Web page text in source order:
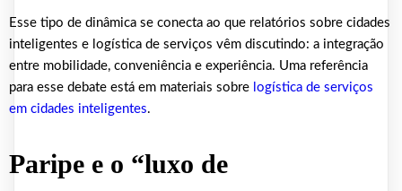
Esse tipo de dinâmica se conecta ao que relatórios sobre cidades
inteligentes e logística de serviços vêm discutindo: a integração
entre mobilidade, conveniência e experiência. Uma referência
para esse debate está em materiais sobre logística de serviços
em cidades inteligentes.
Paripe e o “luxo de